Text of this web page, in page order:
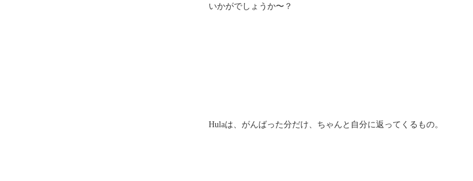
いかがでしょうか〜？
Hulaは、がんばった分だけ、ちゃんと自分に返ってくるもの。